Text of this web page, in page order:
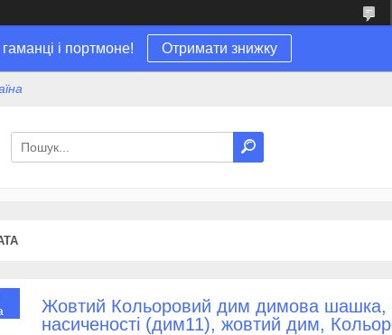
і портмоне! Отримати знижку
Жовтий Кольоровий дим димова шашка,
насиченості (дим11), жовтий дим,